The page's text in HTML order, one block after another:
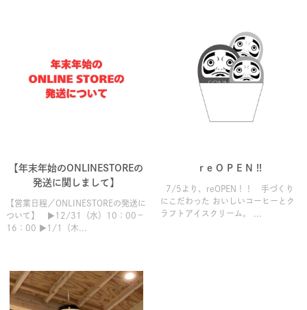
【年末年始のONLINESTOREの
発送に関しまして】
【営業日程／ONLINESTOREの発送に
ついて】 ▶12/31（水）10：00－
16：00 ▶1/1（木...
r e O P E N !!
7/5より、reOPEN！！ 手づくり
にこだわった おいしいコーヒーとク
ラフトアイスクリーム。 ...